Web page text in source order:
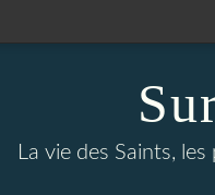
La vie des Saints,